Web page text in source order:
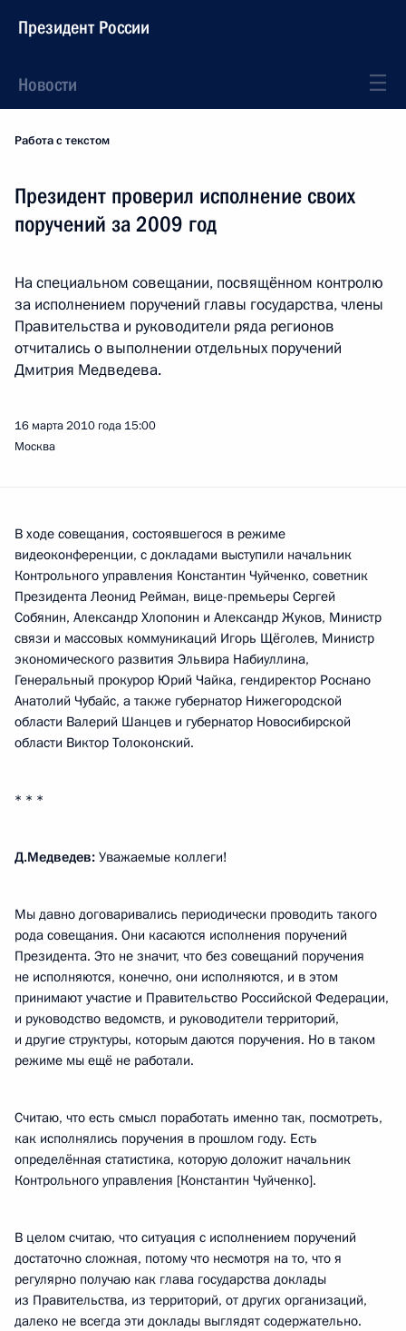
Президент России
Новости
Работа с текстом
Президент проверил исполнение своих
поручений за 2009 год
На специальном совещании, посвящённом контролю
за исполнением поручений главы государства, члены
Правительства и руководители ряда регионов
отчитались о выполнении отдельных поручений
Дмитрия Медведева.
16 марта 2010 года 15:00
Москва
В ходе совещания, состоявшегося в режиме
видеоконференции, с докладами выступили начальник
Контрольного управления Константин Чуйченко, советник
Президента Леонид Рейман, вице-премьеры Сергей
Собянин, Александр Хлопонин и Александр Жуков, Министр
связи и массовых коммуникаций Игорь Щёголев, Министр
экономического развития Эльвира Набиуллина,
Генеральный прокурор Юрий Чайка, гендиректор Роснано
Анатолий Чубайс, а также губернатор Нижегородской
области Валерий Шанцев и губернатор Новосибирской
области Виктор Толоконский.
* * *
Д.Медведев: Уважаемые коллеги!
Мы давно договаривались периодически проводить такого
рода совещания. Они касаются исполнения поручений
Президента. Это не значит, что без совещаний поручения
не исполняются, конечно, они исполняются, и в этом
принимают участие и Правительство Российской Федерации,
и руководство ведомств, и руководители территорий,
и другие структуры, которым даются поручения. Но в таком
режиме мы ещё не работали.
Считаю, что есть смысл поработать именно так, посмотреть,
как исполнялись поручения в прошлом году. Есть
определённая статистика, которую доложит начальник
Контрольного управления [Константин Чуйченко].
В целом считаю, что ситуация с исполнением поручений
достаточно сложная, потому что несмотря на то, что я
регулярно получаю как глава государства доклады
из Правительства, из территорий, от других организаций,
далеко не всегда эти доклады выглядят содержательно.